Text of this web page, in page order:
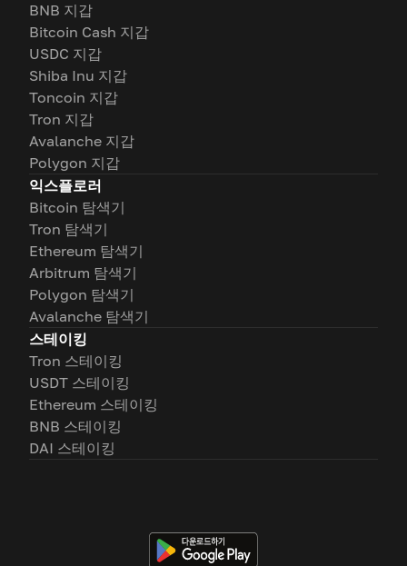
BNB 지갑
Bitcoin Cash 지갑
USDC 지갑
Shiba Inu 지갑
Toncoin 지갑
Tron 지갑
Avalanche 지갑
Polygon 지갑
익스플로러
Bitcoin 탐색기
Tron 탐색기
Ethereum 탐색기
Arbitrum 탐색기
Polygon 탐색기
Avalanche 탐색기
스테이킹
Tron 스테이킹
USDT 스테이킹
Ethereum 스테이킹
BNB 스테이킹
DAI 스테이킹